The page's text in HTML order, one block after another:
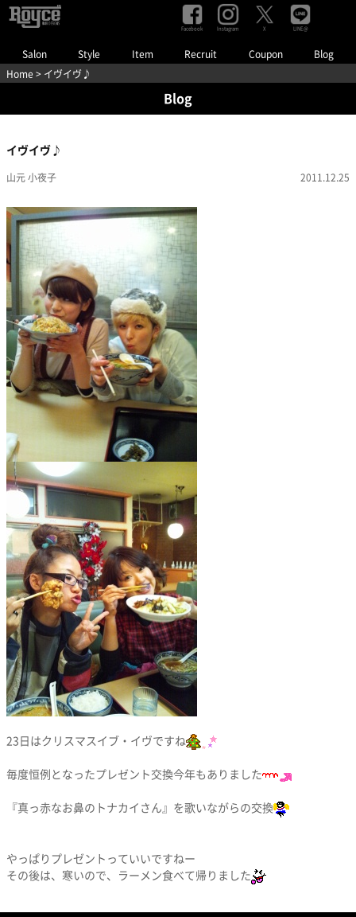
Salon Style Item Recruit Coupon Blog
Facebook Instagram X LINE@
Home > イヴイヴ♪
Blog
イヴイヴ♪
山元 小夜子 2011.12.25
23日はクリスマスイブ・イヴですね
毎度恒例となったプレゼント交換今年もありました
『真っ赤なお鼻のトナカイさん』を歌いながらの交換
やっぱりプレゼントっていいですねー
その後は、寒いので、ラーメン食べて帰りました